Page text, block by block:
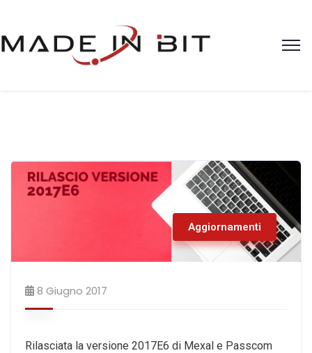
Aggiornamenti
8 Giugno 2017
Rilasciata la versione 2017E6 di Mexal e Passcom